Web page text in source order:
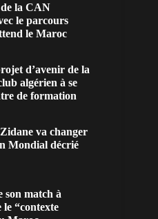
la CAN
le parcours
le Maroc
d’avenir de la
algérien à se
de formation
va changer
Mondial décrié
son match à
“contexte